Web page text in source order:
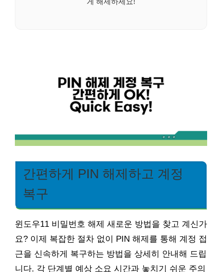
간편하게 PIN 해제하고 계정
복구
윈도우11 비밀번호 해제 새로운 방법을 찾고 계신가
요? 이제 복잡한 절차 없이 PIN 해제를 통해 계정 접
근을 신속하게 복구하는 방법을 상세히 안내해 드립
니다. 각 단계별 예상 소요 시간과 놓치기 쉬운 주의